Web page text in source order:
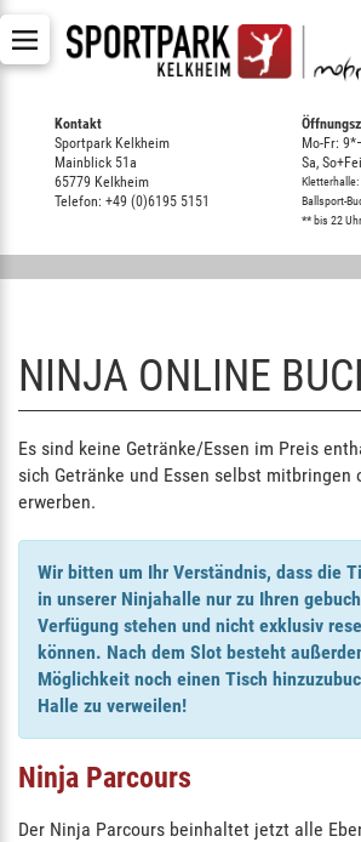
Kontakt
Sportpark Kelkheim
Mainblick 51a
65779 Kelkheim
Telefon: +49 (0)6195 5151
Mo-Fr:
Sa,
Kletterhalle:
Ballsport-
** bis 22
NINJA ONLINE
Es sind keine Getränke/Essen im Preis
sich Getränke und Essen selbst mitbringen
erwerben.
Wir bitten um Ihr Verständnis, dass die
in unserer Ninjahalle nur zu Ihren
Verfügung stehen und nicht exklusiv
können. Nach dem Slot besteht
Möglichkeit noch einen Tisch
Halle zu verweilen!
Ninja Parcours
Der Ninja Parcours beinhaltet jetzt alle